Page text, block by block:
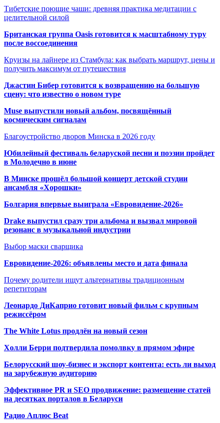
Тибетские поющие чаши: древняя практика медитации с
целительной силой
Британская группа Oasis готовится к масштабному туру
после воссоединения
Круизы на лайнере из Стамбула: как выбрать маршрут, цены и
получить максимум от путешествия
Джастин Бибер готовится к возвращению на большую
сцену: что известно о новом туре
Muse выпустили новый альбом, посвящённый
космическим сигналам
Благоустройство дворов Минска в 2026 году
Юбилейный фестиваль беларуской песни и поэзии пройдет
в Молодечно в июне
В Минске прошёл большой концерт детской студии
ансамбля «Хорошки»
Болгария впервые выиграла «Евровидение-2026»
Drake выпустил сразу три альбома и вызвал мировой
резонанс в музыкальной индустрии
Выбор маски сварщика
Евровидение-2026: объявлены место и дата финала
Почему родители ищут альтернативы традиционным
репетиторам
Леонардо ДиКаприо готовит новый фильм с крупным
режиссёром
The White Lotus продлён на новый сезон
Холли Берри подтвердила помолвку в прямом эфире
Белорусский шоу-бизнес и экспорт контента: есть ли выход
на зарубежную аудиторию
Эффективное PR и SEO продвижение: размещение статей
на десятках порталов в Беларуси
Радио Аплюс Beat